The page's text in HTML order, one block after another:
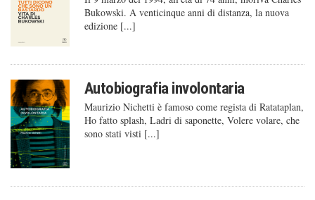
Bukowski. A venticinque anni di distanza, la nuova
edizione [...]
Autobiografia involontaria
Maurizio Nichetti è famoso come regista di Ratataplan,
Ho fatto splash, Ladri di saponette, Volere volare, che
sono stati visti [...]